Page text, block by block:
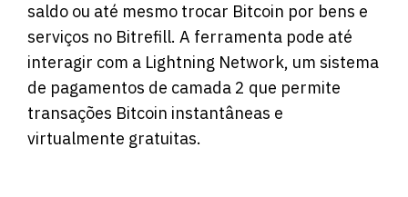
saldo ou até mesmo trocar Bitcoin por bens e
serviços no Bitrefill. A ferramenta pode até
interagir com a Lightning Network, um sistema
de pagamentos de camada 2 que permite
transações Bitcoin instantâneas e
virtualmente gratuitas.